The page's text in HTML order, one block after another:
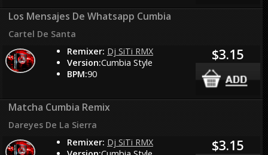
Los Mensajes De Whatsapp Cumbia
Cartel De Santa
Remixer: Dj SiTi RMX
Version:Cumbia Style
BPM:90
$3.15
Matcha Cumbia Remix
Dareyes De La Sierra
Remixer: Dj SiTi RMX
$3.15